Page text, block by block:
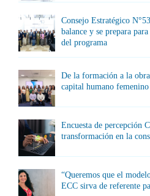
Consejo Estratégico
balance y se prepara
del programa
De la formación a la
capital humano
Encuesta de percepción
transformación en la
“Queremos que el
ECC sirva de referente